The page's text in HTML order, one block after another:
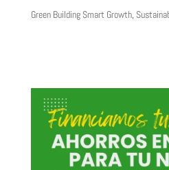
Green Building Smart Growth,